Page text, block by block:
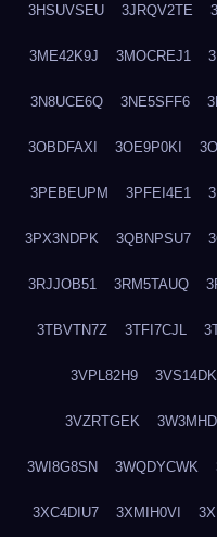
3HSUVSEU 3JRQV2TE
3ME42K9J 3MOCREJ1
3N8UCE6Q 3NE5SFF6
3OBDFAXI 3OE9P0KI
3PEBEUPM 3PFEI4E1
3PX3NDPK 3QBNPSU7
3RJJOB51 3RM5TAUQ
3TBVTN7Z 3TFI7CJL
3VPL82H9
3VZRTGEK
3WI8G8SN 3WQDYCWK
3XC4DIU7 3XMIH0VI